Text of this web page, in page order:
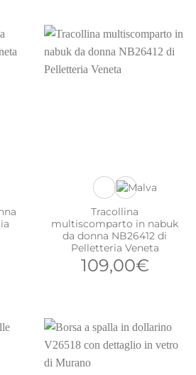
attuale
106,53€.
Tracollina
multiscomparto in nabuk
da donna NB26412 di
Pelletteria Veneta
109,00€